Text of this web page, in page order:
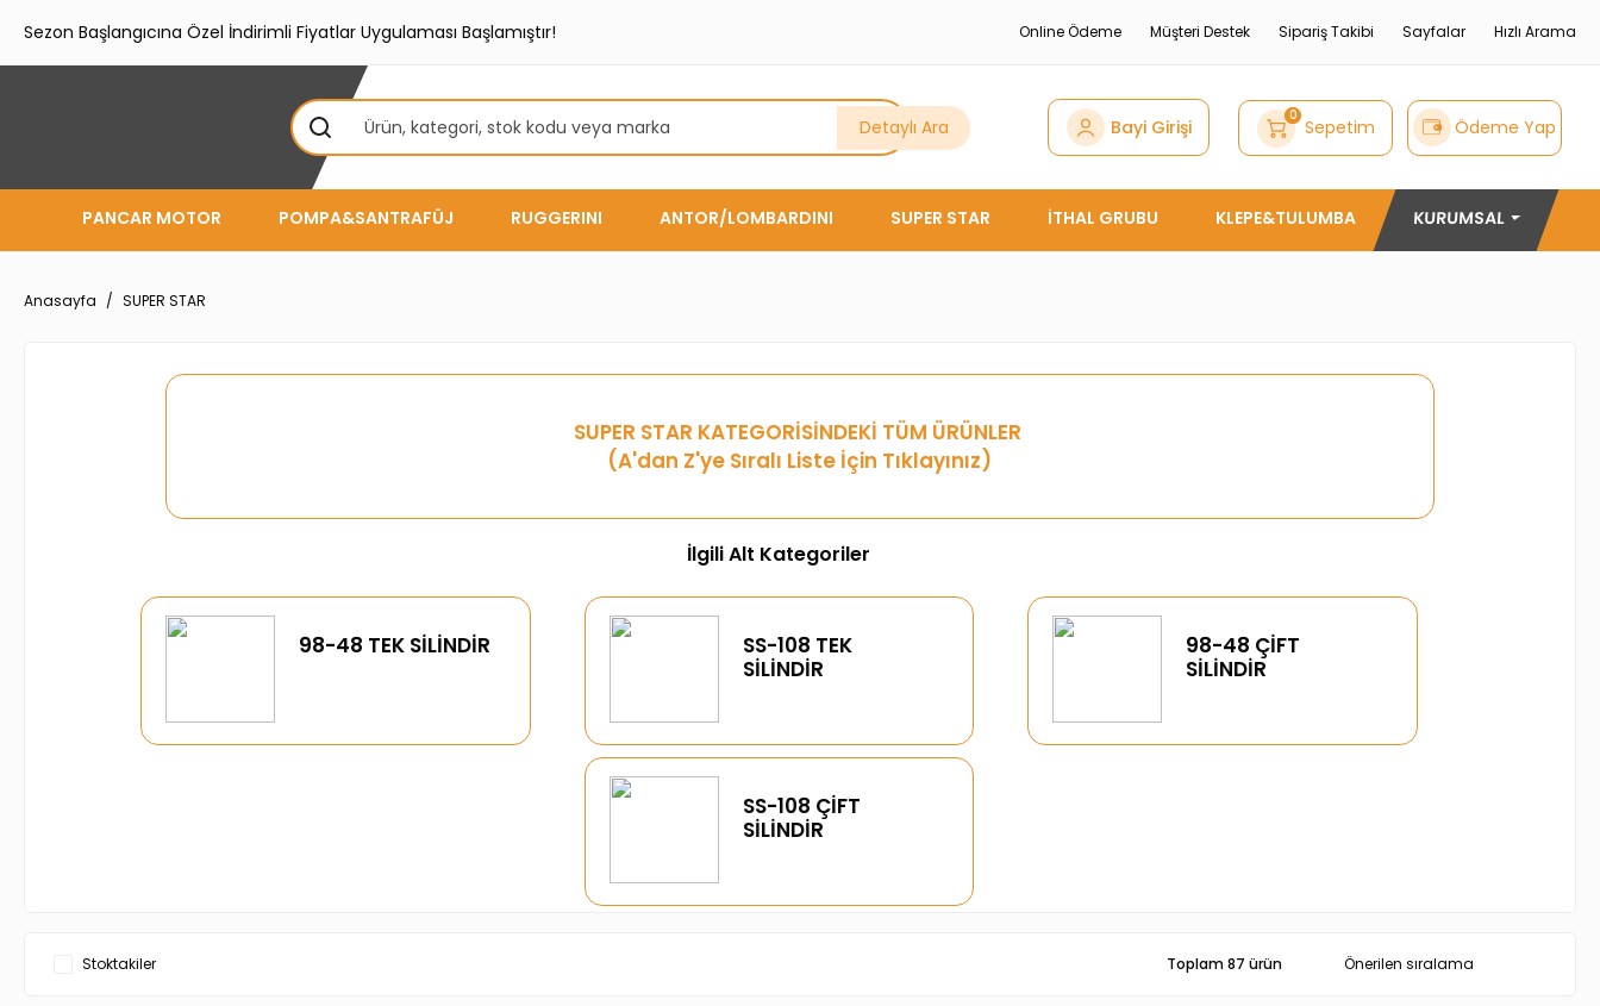
Sezon Başlangıcına Özel İndirimli Fiyatlar Uygulaması Başlamıştır! Online Ödeme Müşteri Destek Sipariş Takibi Sayfalar Hızlı Arama
Detaylı Ara Bayi Girişi 0 Sepetim Ödeme Yap
PANCAR MOTOR POMPA&SANTRAFÜJ RUGGERINI ANTOR/LOMBARDINI SUPER STAR İTHAL GRUBU KLEPE&TULUMBA KURUMSAL
Anasayfa SUPER STAR
SUPER STAR KATEGORİSİNDEKİ TÜM ÜRÜNLER
(A'dan Z'ye Sıralı Liste İçin Tıklayınız)
İlgili Alt Kategoriler
98-48 TEK SİLİNDİR
SS-108 TEK
SİLİNDİR
98-48 ÇİFT
SİLİNDİR
SS-108 ÇİFT
SİLİNDİR
Stoktakiler Toplam 87 ürün